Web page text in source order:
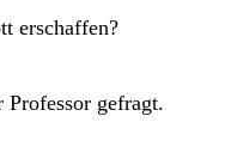
erschaffen?
Professor gefragt.